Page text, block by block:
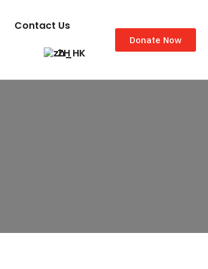
Contact Us
ZH
Donate Now